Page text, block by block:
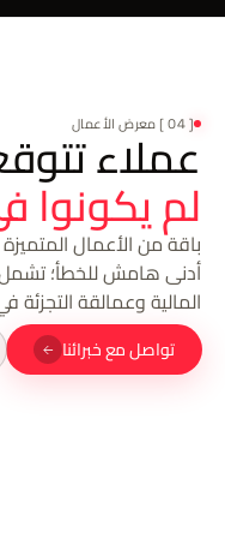
[ 04 ] معرض الأعمال
عملاء
لم يكونوا
باقة من الأعمال
أدنى هامش للخطأ؛ تشمل
المالية وعمالقة التجزئة
تواصل مع خبرائنا